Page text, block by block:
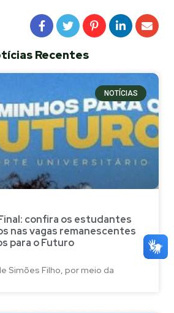
Recentes
NOTÍCIAS
confira os estudantes
nas vagas remanescentes
para o Futuro
Simões Filho, por meio da